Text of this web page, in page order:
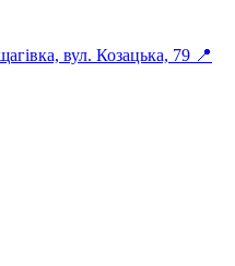
вул. Козацька, 79 📍